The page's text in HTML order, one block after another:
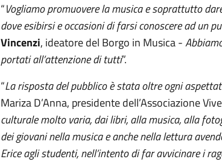
“Vogliamo promuovere la musica e soprattutto
dove esibirsi e occasioni di farsi conoscere ad un
Vincenzi, ideatore del Borgo in Musica -
portati all’attenzione di tutti”.
“La risposta del pubblico è stata oltre ogni
Mariza D’Anna, presidente dell’Associazione
culturale molto varia, dai libri, alla musica, alla
dei giovani nella musica e anche nella lettura
Erice agli studenti, nell’intento di far avvicinare i